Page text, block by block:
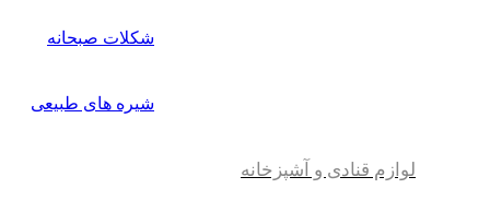
شکلات صبحانه
شیره های طبیعی
لوازم قنادی و آشپزخانه